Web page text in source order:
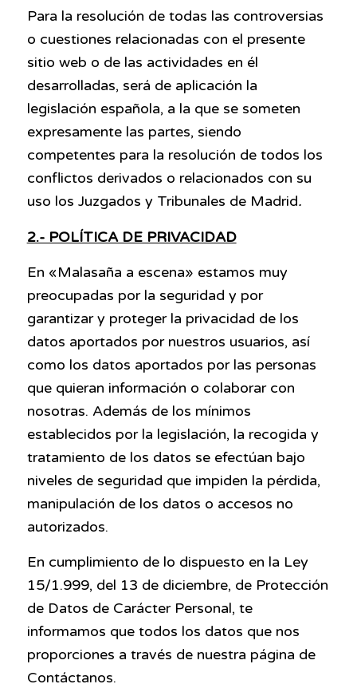
Para la resolución de todas las controversias
o cuestiones relacionadas con el presente
sitio web o de las actividades en él
desarrolladas, será de aplicación la
legislación española, a la que se someten
expresamente las partes, siendo
competentes para la resolución de todos los
conflictos derivados o relacionados con su
uso los Juzgados y Tribunales de Madrid.
2.- POLÍTICA DE PRIVACIDAD
En «Malasaña a escena» estamos muy
preocupadas por la seguridad y por
garantizar y proteger la privacidad de los
datos aportados por nuestros usuarios, así
como los datos aportados por las personas
que quieran información o colaborar con
nosotras. Además de los mínimos
establecidos por la legislación, la recogida y
tratamiento de los datos se efectúan bajo
niveles de seguridad que impiden la pérdida,
manipulación de los datos o accesos no
autorizados.
En cumplimiento de lo dispuesto en la Ley
15/1.999, del 13 de diciembre, de Protección
de Datos de Carácter Personal, te
informamos que todos los datos que nos
proporciones a través de nuestra página de
Contáctanos.